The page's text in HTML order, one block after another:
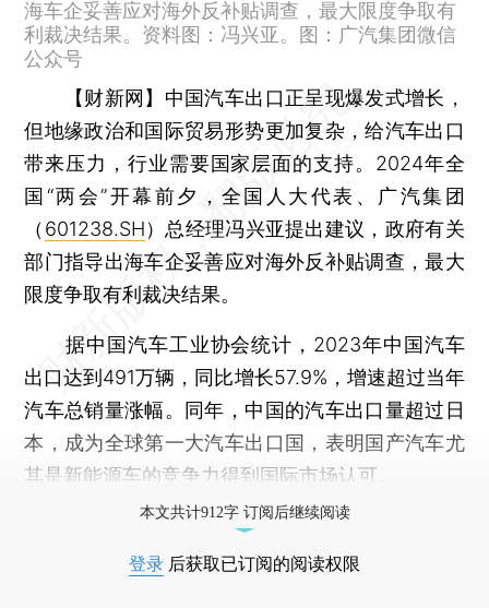
海车企妥善应对海外反补贴调查，最大限度争取有
利裁决结果。资料图：冯兴亚。图：广汽集团微信
公众号
【财新网】 中国汽车出口正呈现爆发式增长，
但地缘政治和国际贸易形势更加复杂，给汽车出口
带来压力，行业需要国家层面的支持。2024年全
国“两会”开幕前夕，全国人大代表、广汽集团
（ 601238.SH）总经理冯兴亚提出建议，政府有关
部门指导出海车企妥善应对海外反补贴调查，最大
限度争取有利裁决结果。
据中国汽车工业协会统计，2023年中国汽车
出口达到491万辆，同比增长57.9%，增速超过当年
汽车总销量涨幅。同年，中国的汽车出口量超过日
本，成为全球第一大汽车出口国，表明国产汽车尤
其是新能源车的竞争力得到国际市场认可。
本文共计912字 订阅后继续阅读
登录 后获取已订阅的阅读权限